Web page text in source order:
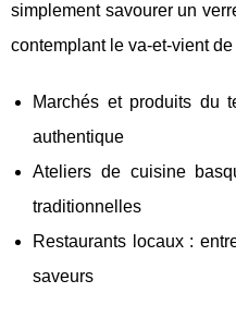
simplement savourer un
contemplant le va-et-vient
Marchés et produits du
authentique
Ateliers de cuisine
traditionnelles
Restaurants locaux :
saveurs